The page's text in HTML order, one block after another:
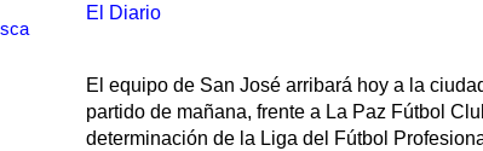
El Diario
El equipo de San José arribará hoy a la
partido de mañana, frente a La Paz Fútbol
determinación de la Liga del Fútbol